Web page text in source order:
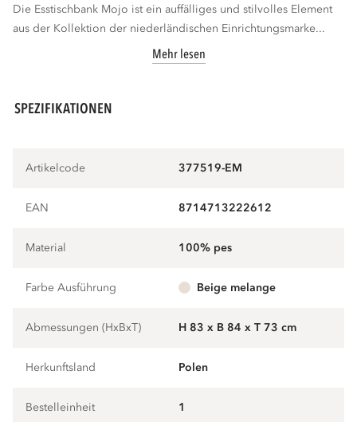
Die Esstischbank Mojo ist ein auffälliges und stilvolles Element
aus der Kollektion der niederländischen Einrichtungsmarke...
Mehr lesen
SPEZIFIKATIONEN
Artikelcode 377519-EM
EAN 8714713222612
Material 100% pes
Farbe Ausführung beige melange
Abmessungen (HxBxT) H 83 x B 84 x T 73 cm
Herkunftsland Polen
Bestelleinheit 1